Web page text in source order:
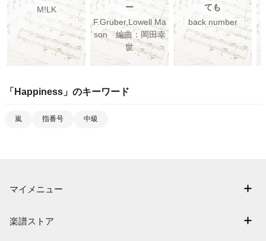
M!LK
ー
F.Gruber,Lowell Ma
son 編曲：岡田幸
世
ても
back number
「 Happiness 」のキーワード
嵐 指番号 中級
マイメニュー
楽譜ストア